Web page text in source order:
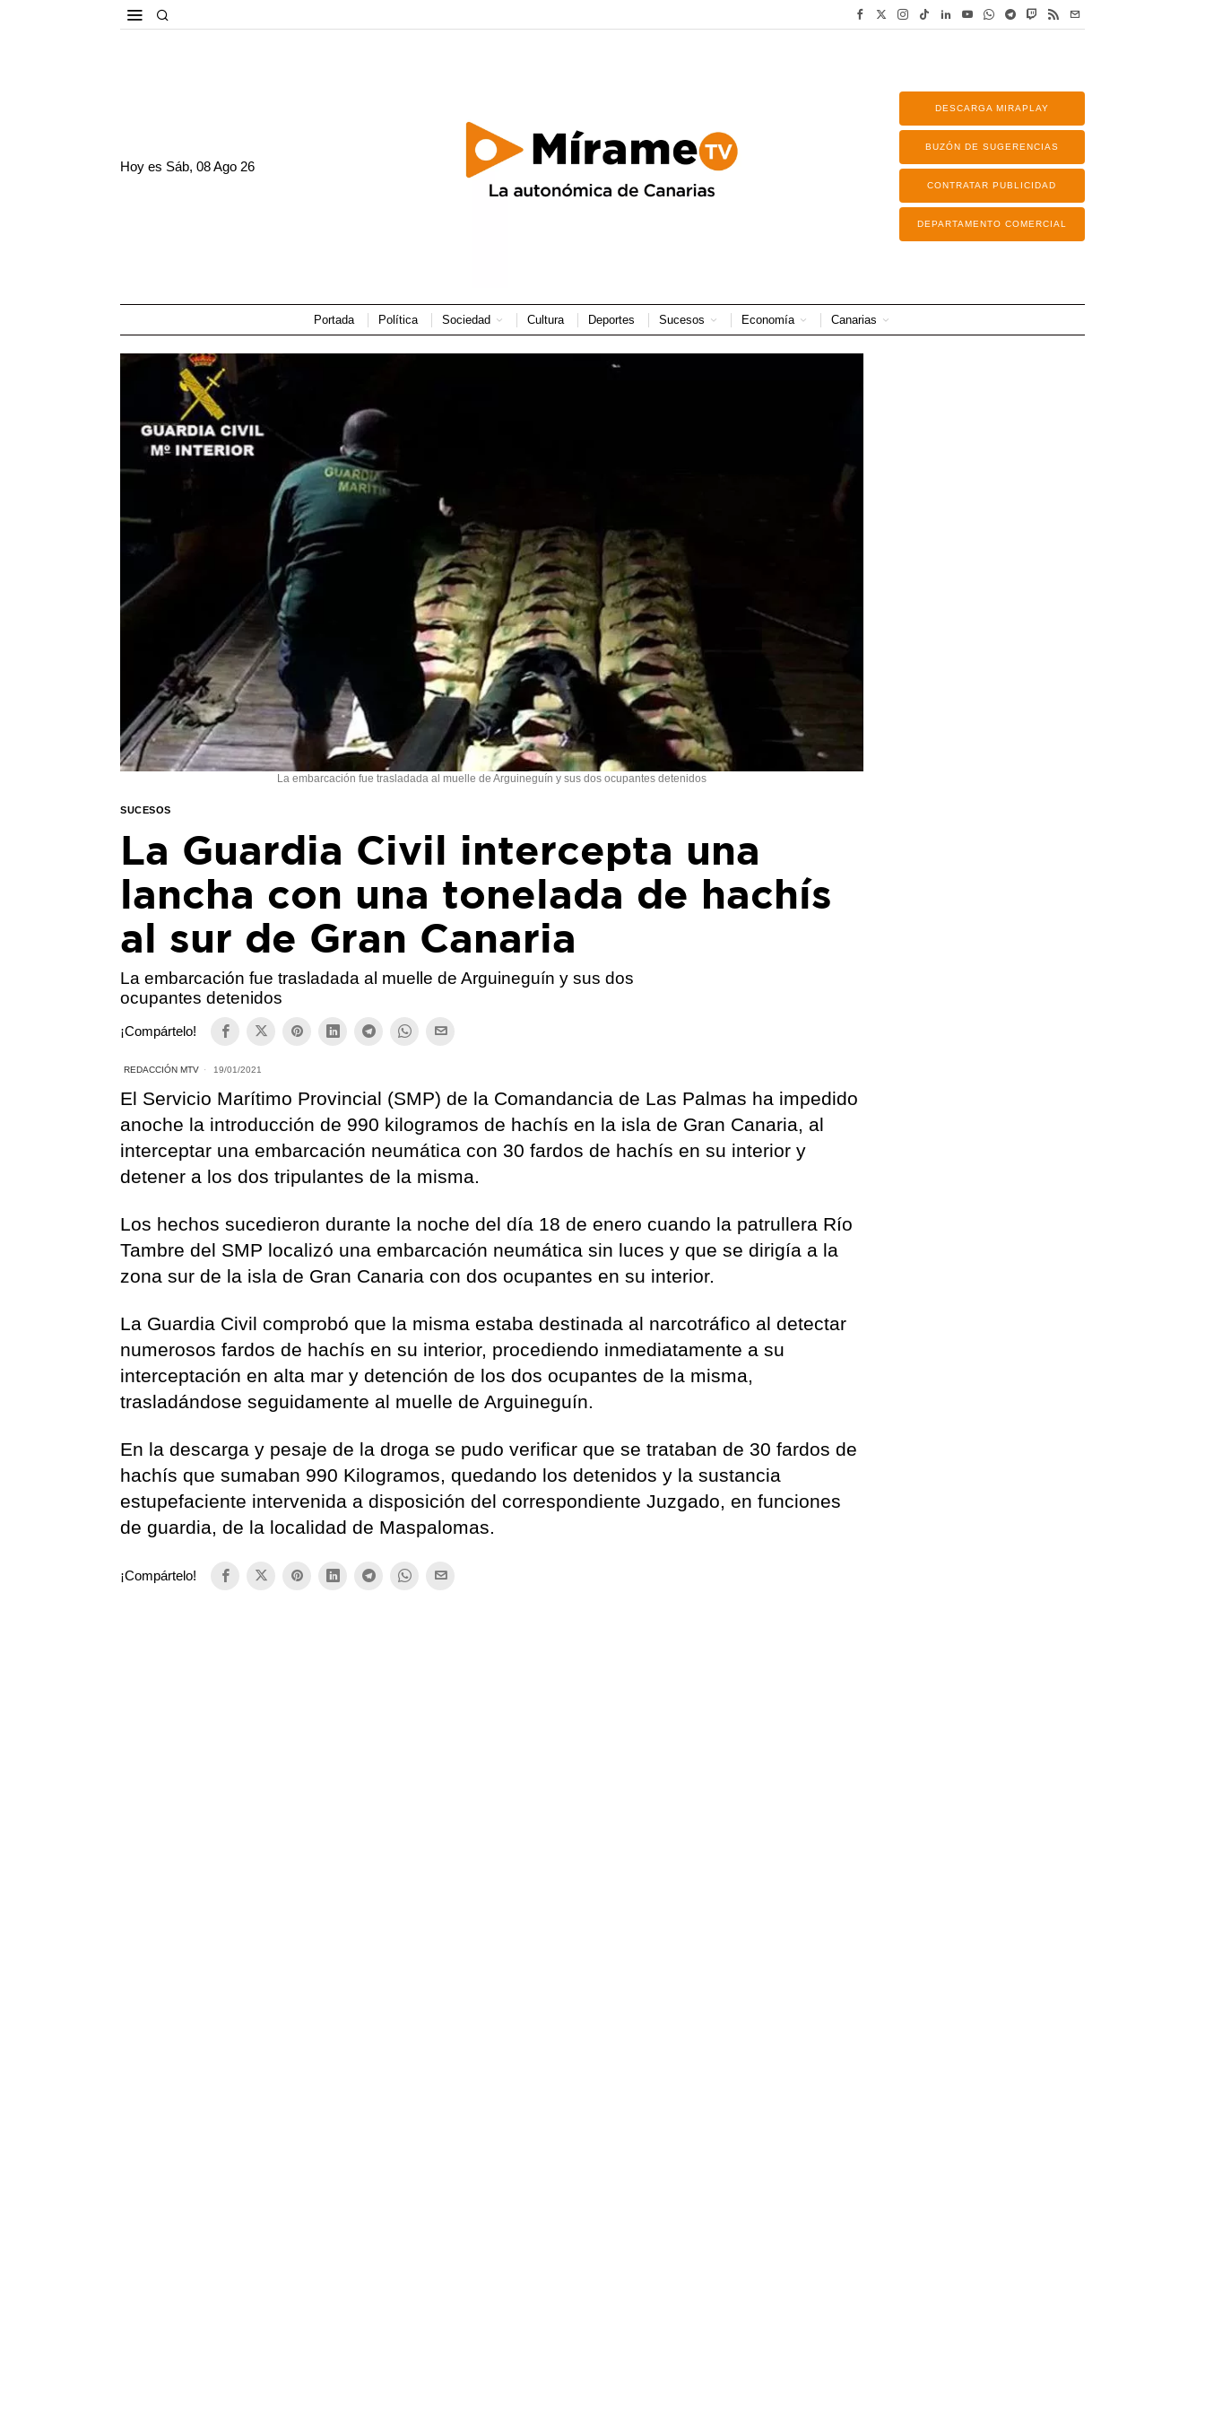
Hoy es Sáb, 08 Ago 26
DESCARGA MIRAPLAY
BUZÓN DE SUGERENCIAS
CONTRATAR PUBLICIDAD
DEPARTAMENTO COMERCIAL
Portada Política Sociedad Cultura Deportes Sucesos Economía Canarias
La embarcación fue trasladada al muelle de Arguineguín y sus dos ocupantes detenidos
SUCESOS
La Guardia Civil intercepta una
lancha con una tonelada de hachís
al sur de Gran Canaria
La embarcación fue trasladada al muelle de Arguineguín y sus dos
ocupantes detenidos
¡Compártelo!
REDACCIÓN MTV 19/01/2021
El Servicio Marítimo Provincial (SMP) de la Comandancia de Las Palmas ha impedido
anoche la introducción de 990 kilogramos de hachís en la isla de Gran Canaria, al
interceptar una embarcación neumática con 30 fardos de hachís en su interior y
detener a los dos tripulantes de la misma.
Los hechos sucedieron durante la noche del día 18 de enero cuando la patrullera Río
Tambre del SMP localizó una embarcación neumática sin luces y que se dirigía a la
zona sur de la isla de Gran Canaria con dos ocupantes en su interior.
La Guardia Civil comprobó que la misma estaba destinada al narcotráfico al detectar
numerosos fardos de hachís en su interior, procediendo inmediatamente a su
interceptación en alta mar y detención de los dos ocupantes de la misma,
trasladándose seguidamente al muelle de Arguineguín.
En la descarga y pesaje de la droga se pudo verificar que se trataban de 30 fardos de
hachís que sumaban 990 Kilogramos, quedando los detenidos y la sustancia
estupefaciente intervenida a disposición del correspondiente Juzgado, en funciones
de guardia, de la localidad de Maspalomas.
¡Compártelo!